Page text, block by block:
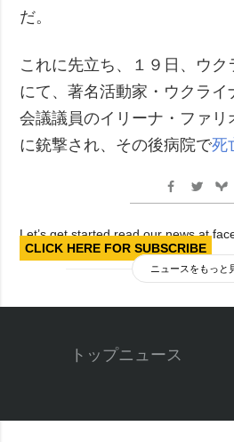
だ。
これに先立ち、１９日、ウク
にて、著名活動家・ウクライ
会議議員のイリーナ・ファリ
に銃撃され、その後病院で死
Let’s get started read our news at
CLICK HERE FOR SUBSCRIBE
ニュースをもっと
トップニュース